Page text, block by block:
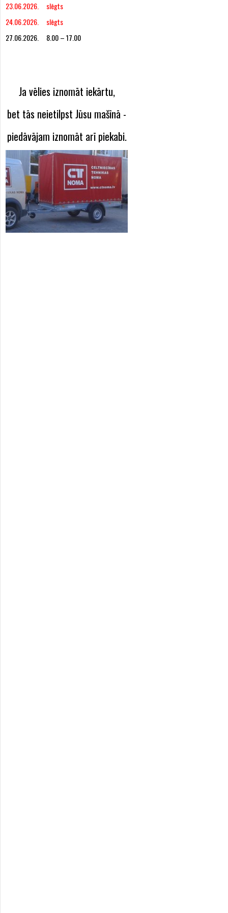
23.06.2026. slēgts
24.06.2026. slēgts
27.06.2026. 8.00 – 17.00
Ja vēlies iznomāt iekārtu,
bet tās neietilpst Jūsu mašīnā -
piedāvājam iznomāt arī piekabi.